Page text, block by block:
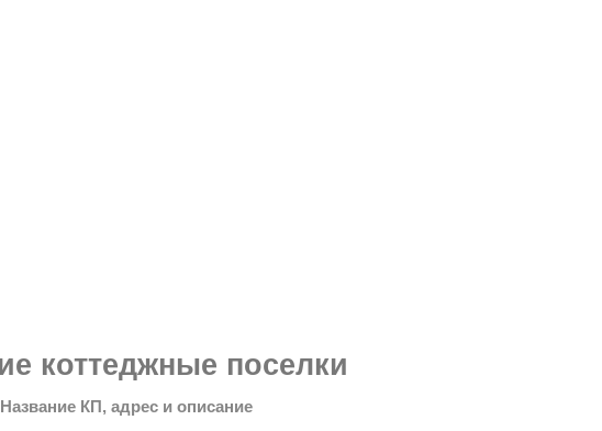
коттеджные поселки
Название КП, адрес и описание